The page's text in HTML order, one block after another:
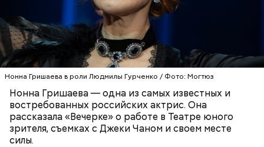
Нонна Гришаева в роли Людмилы Гурченко / Фото: Могтюз
Нонна Гришаева — одна из самых известных и
востребованных российских актрис. Она
рассказала «Вечерке» о работе в Театре юного
зрителя, съемках с Джеки Чаном и своем месте
силы.
1 болгарский перец;
1-2 моркови;
1 корешок петрушки;
1-2 луковицы;
1 ст. ложка томатной пасты или 2-3 свежих
помидора;
3-4 ст. ложки растительного масла;
1 ст. ложка сахара;
2 л воды;
семя укропа, хмели-сунели, зелень петрушки,
укропа.
на растительном масле с томатом-пюре или
свежими помидорами. За 2-3 минуты до окончания
варки заправить борщ растертым чесноком,
болгарским перцем, зеленью укропа или петрушки.
Хмели-сунели добавить по вкусу. Довести до
кипения.